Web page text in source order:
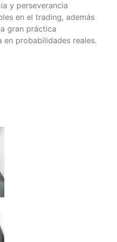
y perseverancia
en el trading, además
gran práctica
en probabilidades reales.